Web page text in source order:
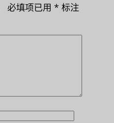
必填项已用 * 标注